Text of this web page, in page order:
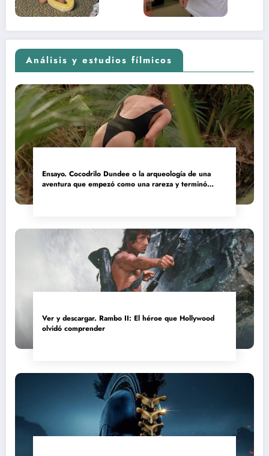
Análisis y estudios fílmicos
Ensayo. Cocodrilo Dundee o la arqueología de una
aventura que empezó como una rareza y terminó
Ver y descargar. Rambo II: El héroe que Hollywood
olvidó comprender